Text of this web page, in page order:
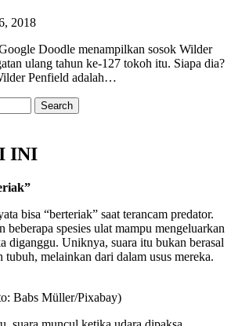
2018
Doodle menampilkan sosok Wilder
ulang tahun ke-127 tokoh itu. Siapa dia?
Penfield adalah…
INI
bisa “berteriak” saat terancam predator.
beberapa spesies ulat mampu mengeluarkan
diganggu. Uniknya, suara itu bukan berasal
tubuh, melainkan dari dalam usus mereka.
Babs Müller/Pixabay)